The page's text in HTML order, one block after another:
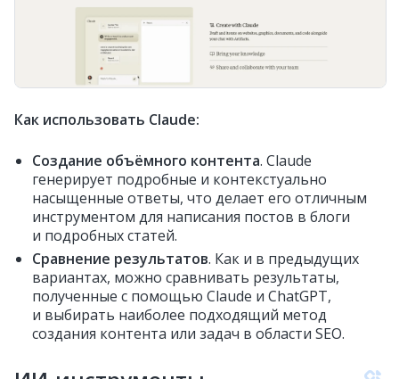
Как использовать Claude:
Создание объёмного контента. Claude
генерирует подробные и контекстуально
насыщенные ответы, что делает его отличным
инструментом для написания постов в блоги
и подробных статей.
Сравнение результатов. Как и в предыдущих
вариантах, можно сравнивать результаты,
полученные с помощью Claude и ChatGPT,
и выбирать наиболее подходящий метод
создания контента или задач в области SEO.